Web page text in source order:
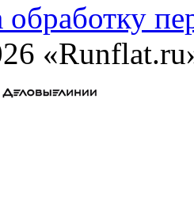
обработку